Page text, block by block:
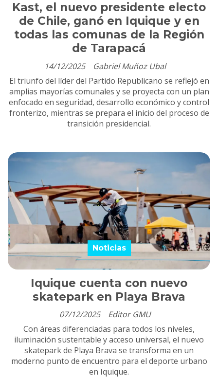
Kast, el nuevo presidente electo
de Chile, ganó en Iquique y en
todas las comunas de la Región
de Tarapacá
Gabriel Muñoz Ubal
14/12/2025
El triunfo del líder del Partido Republicano se reflejó en
amplias mayorías comunales y se proyecta con un plan
enfocado en seguridad, desarrollo económico y control
fronterizo, mientras se prepara el inicio del proceso de
transición presidencial.
Iquique cuenta con nuevo
skatepark en Playa Brava
Editor GMU
Noticias
07/12/2025
Con áreas diferenciadas para todos los niveles,
iluminación sustentable y acceso universal, el nuevo
skatepark de Playa Brava se transforma en un
moderno punto de encuentro para el deporte urbano
en Iquique.